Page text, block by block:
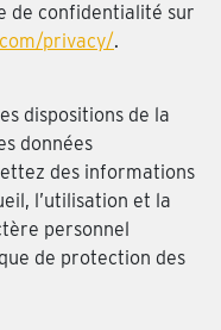
de confidentialité sur
privacy/.
dispositions de la
données
des informations
l’utilisation et la
personnel
de protection des